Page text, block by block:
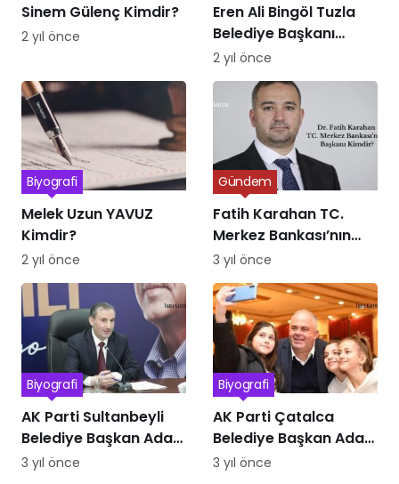
Sinem Gülenç Kimdir?
2 yıl önce
Eren Ali Bingöl Tuzla
Belediye Başkanı
Kimdir
2 yıl önce
Melek Uzun YAVUZ
Kimdir?
Biyografi
2 yıl önce
Fatih Karahan TC.
Merkez Bankası’nın
Yeni Başkanı Kimdir
Gündem
3 yıl önce
AK Parti Sultanbeyli
Belediye Başkan Adayı
Ali Tombaş Kimdir
Biyografi
3 yıl önce
AK Parti Çatalca
Belediye Başkan Adayı
Mesut Üner kimdir
Biyografi
3 yıl önce